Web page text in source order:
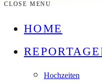
CLOSE MENU
HOME
Hochzeiten